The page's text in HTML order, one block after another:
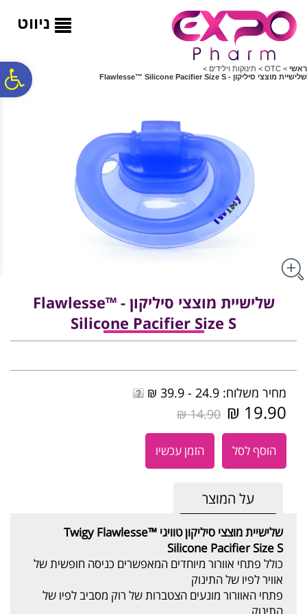
ניווט
ראשי >
OTC
> תינוקות וילידים >
שלישיית מוצצי סיליקון - Flawlesse™ Silicone Pacifier Size S
שלישיית מוצצי סיליקון - Flawlesse™
Silicone Pacifier Size S
מחיר משלוח: 24.9 - 39.9 ₪
19.90 ₪
14.90 ₪
הוסף לסל הזמן עכשיו
על המוצר
שלישיית מוצצי סיליקון טוויגי Twigy Flawlesse™
Silicone Pacifier Size S
כולל פתחי אוורור מיוחדים המאפשרים כניסה חופשית של
אוויר לפיו של התינוק
פתחי האוורור מונעים הצטברות של רוק מסביב לפיו של